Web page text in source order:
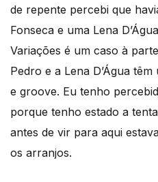
de repente percebi que
Fonseca e uma Lena
Variações é um caso à
Pedro e a Lena D’Água
e groove. Eu tenho
porque tenho estado a
antes de vir para aqui
os arranjos.